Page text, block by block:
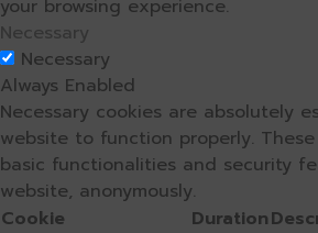
your browsing experience.
Necessary
Necessary
Always Enabled
Necessary cookies are absolutely
website to function properly.
basic functionalities and security
website, anonymously.
Cookie
Duration